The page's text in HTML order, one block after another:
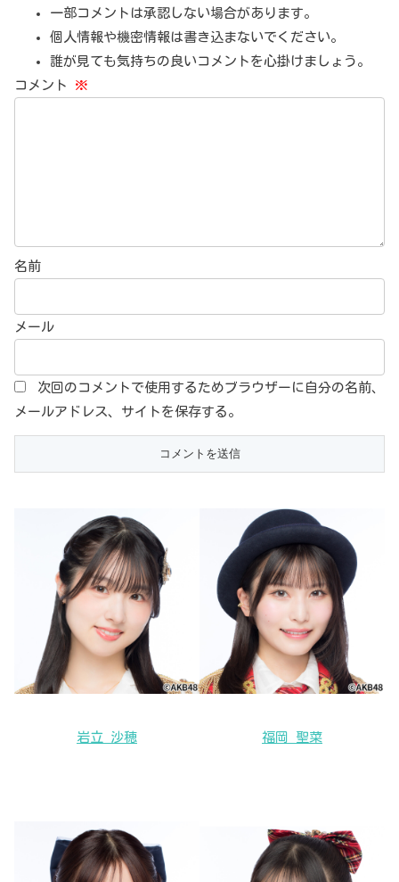
一部コメントは承認しない場合があります。
個人情報や機密情報は書き込まないでください。
誰が見ても気持ちの良いコメントを心掛けましょう。
コメント ※
名前
メール
次回のコメントで使用するためブラウザーに自分の名前、
メールアドレス、サイトを保存する。
岩立 沙穂 福岡 聖菜